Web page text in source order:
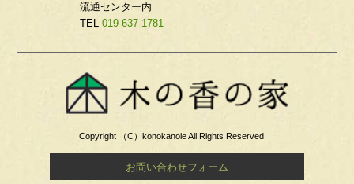
流通センター内
TEL 019-637-1781
Copyright （C）konokanoie All Rights Reserved.
お問い合わせフォーム